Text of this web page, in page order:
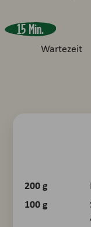
15 Min.
Wartezeit
200g
100g